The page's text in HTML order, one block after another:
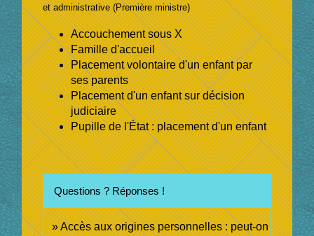
et administrative (Première ministre)
Accouchement sous X
Famille d'accueil
Placement volontaire d'un enfant par
ses parents
Placement d'un enfant sur décision
judiciaire
Pupille de l'État : placement d'un enfant
Questions ? Réponses !
Accès aux origines personnelles : peut-on